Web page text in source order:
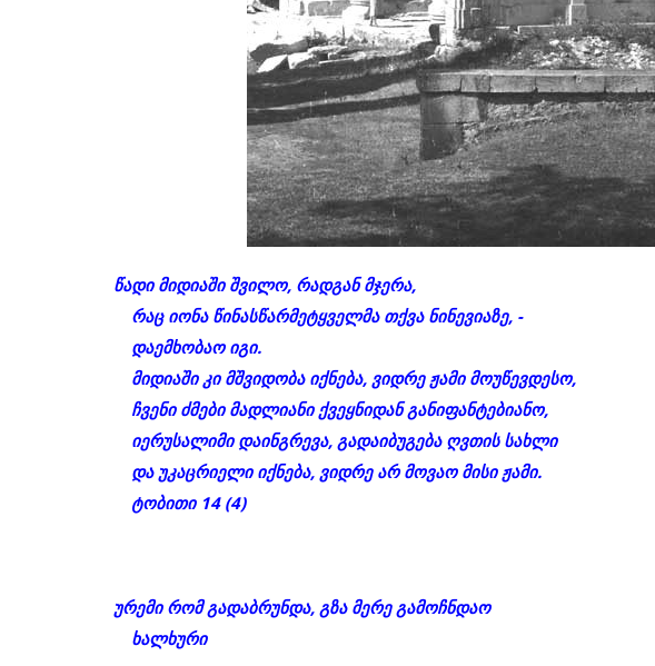
წადი მიდიაში შვილო, რადგან მჯერა,
რაც იონა წინასწარმეტყველმა თქვა ნინევიაზე, -
დაემხობაო იგი.
მიდიაში კი მშვიდობა იქნება, ვიდრე ჟამი მოუწევდესო,
ჩვენი ძმები მადლიანი ქვეყნიდან განიფანტებიანო,
იერუსალიმი დაინგრევა, გადაიბუგება ღვთის სახლი
და უკაცრიელი იქნება, ვიდრე არ მოვაო მისი ჟამი.
ტობითი 14 (4)
ურემი რომ გადაბრუნდა, გზა მერე გამოჩნდაო
ხალხური